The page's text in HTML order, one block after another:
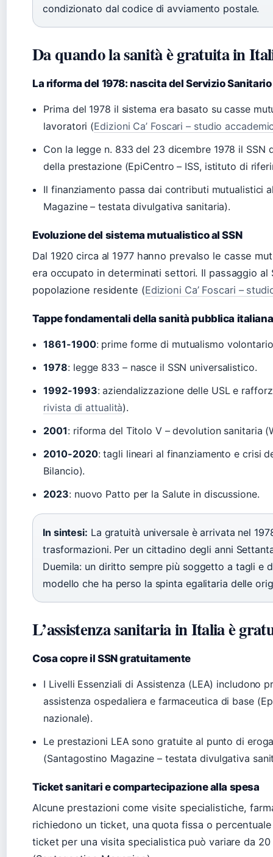
condizionato dal codice di avviamento postale.
Da quando la sanità è gratuita in
La riforma del 1978: nascita del Servizio
Prima del 1978 il sistema era basato su casse
lavoratori (Edizioni Ca’ Foscari – studio
Con la legge n. 833 del 23 dicembre 1978 il
della prestazione (EpiCentro – ISS, istituto di
Il finanziamento passa dai contributi mutualistici
Magazine – testata divulgativa sanitaria).
Evoluzione del sistema mutualistico al SSN
Dal 1920 circa al 1977 hanno prevalso le casse
era occupato in determinati settori. Il passaggio al
popolazione residente (Edizioni Ca’ Foscari –
Tappe fondamentali della sanità pubblica italiana
1861-1900: prime forme di mutualismo
1978: legge 833 – nasce il SSN universalistico.
1992-1993: aziendalizzazione delle USL e
rivista di attualità).
2001: riforma del Titolo V – devolution sanitaria
2010-2020: tagli lineari al finanziamento e crisi
Bilancio).
2023: nuovo Patto per la Salute in discussione.
In sintesi: La gratuità universale è arrivata nel
trasformazioni. Per un cittadino degli anni
Duemila: un diritto sempre più soggetto a tagli e
modello che ha perso la spinta egalitaria delle
L’assistenza sanitaria in Italia è
Cosa copre il SSN gratuitamente
I Livelli Essenziali di Assistenza (LEA) includono
assistenza ospedaliera e farmaceutica di base
nazionale).
Le prestazioni LEA sono gratuite al punto di
(Santagostino Magazine – testata divulgativa
Ticket sanitari e compartecipazione alla spesa
Alcune prestazioni come visite specialistiche,
richiedono un ticket, una quota fissa o
ticket per una visita specialistica può variare da